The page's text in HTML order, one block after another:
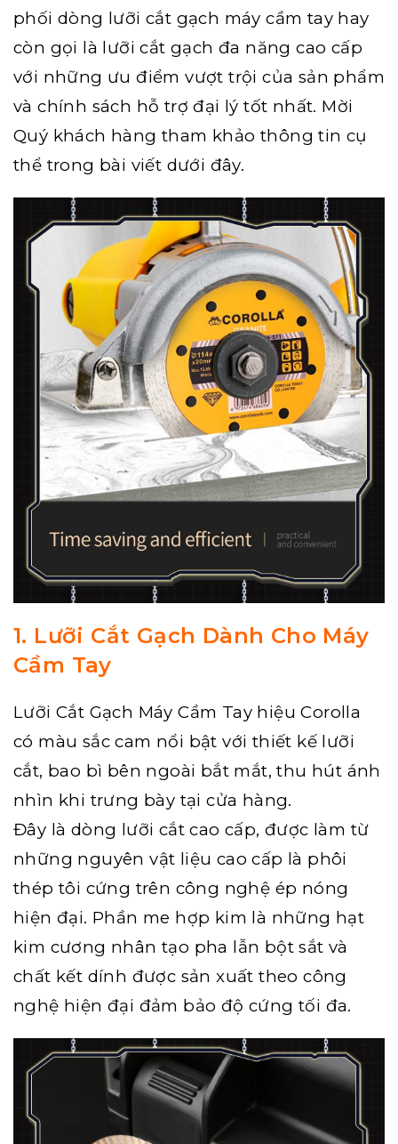
phối dòng lưỡi cắt gạch máy cầm tay hay
còn gọi là lưỡi cắt gạch đa năng cao cấp
với những ưu điểm vượt trội của sản phẩm
và chính sách hỗ trợ đại lý tốt nhất. Mời
Quý khách hàng tham khảo thông tin cụ
thể trong bài viết dưới đây.
1. Lưỡi Cắt Gạch Dành Cho Máy
Cầm Tay
Lưỡi Cắt Gạch Máy Cầm Tay hiệu Corolla
có màu sắc cam nổi bật với thiết kế lưỡi
cắt, bao bì bên ngoài bắt mắt, thu hút ánh
nhìn khi trưng bày tại cửa hàng.
Đây là dòng lưỡi cắt cao cấp, được làm từ
những nguyên vật liệu cao cấp là phôi
thép tôi cứng trên công nghệ ép nóng
hiện đại. Phần me hợp kim là những hạt
kim cương nhân tạo pha lẫn bột sắt và
chất kết dính được sản xuất theo công
nghệ hiện đại đảm bảo độ cứng tối đa.